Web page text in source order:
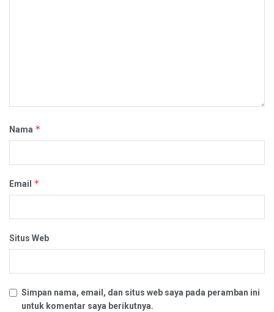
Nama *
Email *
Situs Web
Simpan nama, email, dan situs web saya pada peramban ini
untuk komentar saya berikutnya.